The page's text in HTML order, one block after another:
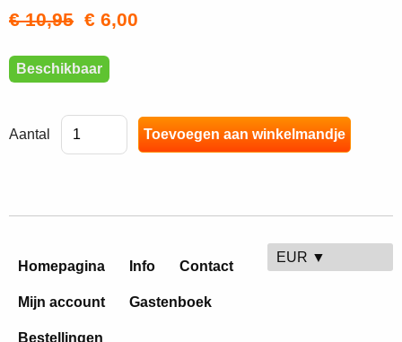
€ 10,95 € 6,00
Beschikbaar
Aantal
Homepagina Info Contact
Mijn account Gastenboek
Bestellingen
EUR ▼